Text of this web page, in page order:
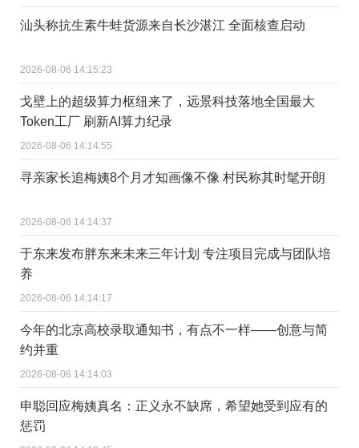
汕头称抗生素牛蛙货源来自长沙湛江 全面核查启动
2026-08-06 14:15:23
戈壁上的超级算力枢纽来了，远景科技落地全国最大
Token工厂 刷新AI算力纪录
2026-08-06 14:14:55
寻亲家长追梅姨8个月才知画像不像 村民称其时髦开朗
2026-08-06 14:14:37
于东来发布胖东来未来三年计划 专注项目完成与团队培
养
2026-08-06 14:14:17
今年的北京高校录取通知书，有点不一样——创意与简
约并重
2026-08-06 14:14:03
申聪回应梅姨真名：正义永不缺席，希望她受到应有的
惩罚